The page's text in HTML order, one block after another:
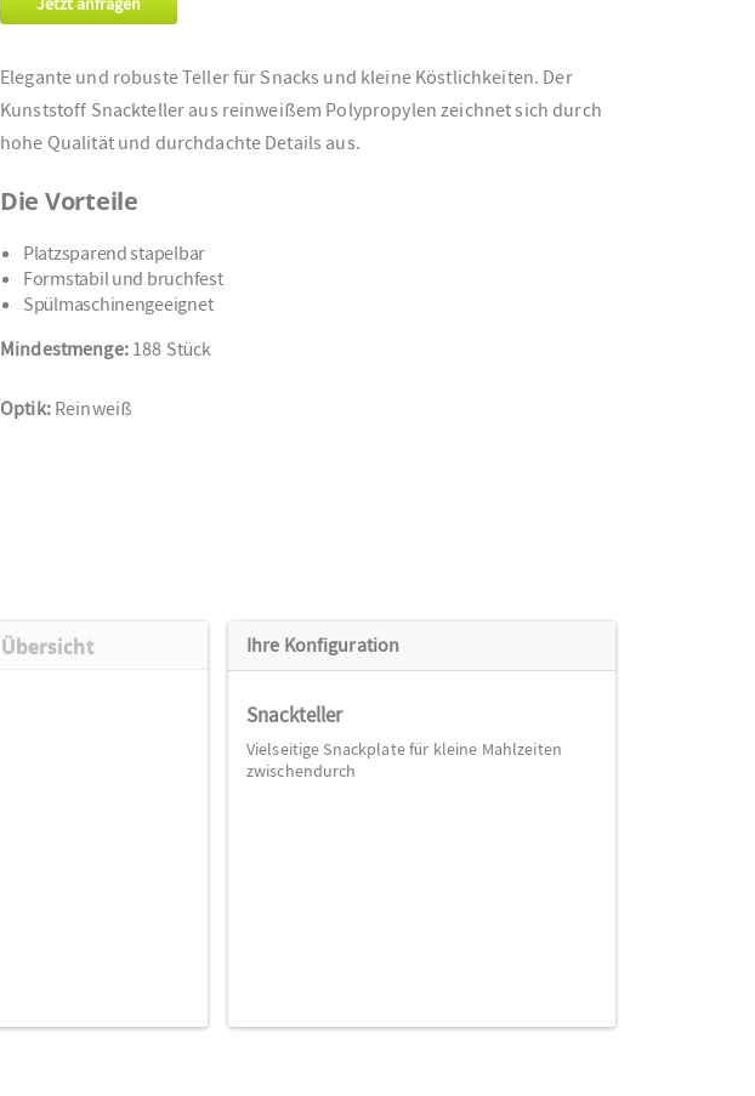
Elegante und robuste Teller für Snacks und kleine Köstlichkeiten. Der
Kunststoff Snackteller aus reinweißem Polypropylen zeichnet sich durch
hohe Qualität und durchdachte Details aus.
Die Vorteile
Platzsparend stapelbar
Formstabil und bruchfest
Spülmaschinengeeignet
Mindestmenge:188 Stück
Optik: Reinweiß
Übersicht Ihre Konfiguration
Snackteller
Vielseitige Snackplate für kleine Mahlzeiten
zwischendurch